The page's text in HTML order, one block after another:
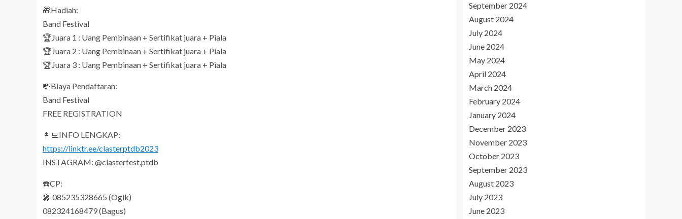
🎁Hadiah:
Band Festival
🏆Juara 1 : Uang Pembinaan + Sertifikat juara + Piala
🏆Juara 2 : Uang Pembinaan + Sertifikat juara + Piala
🏆Juara 3 : Uang Pembinaan + Sertifikat juara + Piala
💸Biaya Pendaftaran:
Band Festival
FREE REGISTRATION
👩‍💻INFO LENGKAP:
https://linktr.ee/clasterptdb2023
INSTAGRAM: @clasterfest.ptdb
☎️CP:
🎤 085235328665 (Ogik)
082324168479 (Bagus)
September 2024
August 2024
July 2024
June 2024
May 2024
April 2024
March 2024
February 2024
January 2024
December 2023
November 2023
October 2023
September 2023
August 2023
July 2023
June 2023